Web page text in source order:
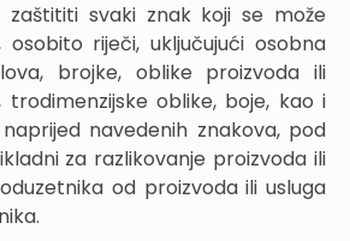
zaštititi svaki znak koji se može
riječi, uključujući osobna
brojke, oblike proizvoda ili
trodimenzijske oblike, boje, kao i
navedenih znakova, pod
za razlikovanje proizvoda ili
od proizvoda ili usluga